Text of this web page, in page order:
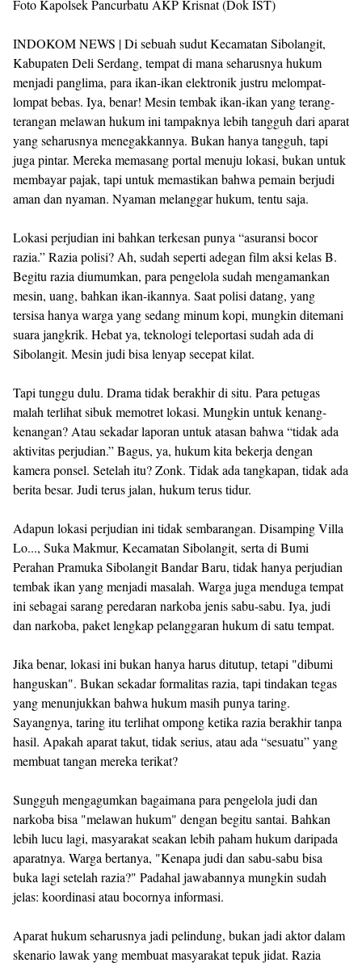
Foto Kapolsek Pancurbatu AKP Krisnat (Dok IST)
INDOKOM NEWS | Di sebuah sudut Kecamatan Sibolangit,
Kabupaten Deli Serdang, tempat di mana seharusnya hukum
menjadi panglima, para ikan-ikan elektronik justru melompat-
lompat bebas. Iya, benar! Mesin tembak ikan-ikan yang terang-
terangan melawan hukum ini tampaknya lebih tangguh dari aparat
yang seharusnya menegakkannya. Bukan hanya tangguh, tapi
juga pintar. Mereka memasang portal menuju lokasi, bukan untuk
membayar pajak, tapi untuk memastikan bahwa pemain berjudi
aman dan nyaman. Nyaman melanggar hukum, tentu saja.
Lokasi perjudian ini bahkan terkesan punya “asuransi bocor
razia.” Razia polisi? Ah, sudah seperti adegan film aksi kelas B.
Begitu razia diumumkan, para pengelola sudah mengamankan
mesin, uang, bahkan ikan-ikannya. Saat polisi datang, yang
tersisa hanya warga yang sedang minum kopi, mungkin ditemani
suara jangkrik. Hebat ya, teknologi teleportasi sudah ada di
Sibolangit. Mesin judi bisa lenyap secepat kilat.
Tapi tunggu dulu. Drama tidak berakhir di situ. Para petugas
malah terlihat sibuk memotret lokasi. Mungkin untuk kenang-
kenangan? Atau sekadar laporan untuk atasan bahwa “tidak ada
aktivitas perjudian.” Bagus, ya, hukum kita bekerja dengan
kamera ponsel. Setelah itu? Zonk. Tidak ada tangkapan, tidak ada
berita besar. Judi terus jalan, hukum terus tidur.
Adapun lokasi perjudian ini tidak sembarangan. Disamping Villa
Lo..., Suka Makmur, Kecamatan Sibolangit, serta di Bumi
Perahan Pramuka Sibolangit Bandar Baru, tidak hanya perjudian
tembak ikan yang menjadi masalah. Warga juga menduga tempat
ini sebagai sarang peredaran narkoba jenis sabu-sabu. Iya, judi
dan narkoba, paket lengkap pelanggaran hukum di satu tempat.
Jika benar, lokasi ini bukan hanya harus ditutup, tetapi "dibumi
hanguskan". Bukan sekadar formalitas razia, tapi tindakan tegas
yang menunjukkan bahwa hukum masih punya taring.
Sayangnya, taring itu terlihat ompong ketika razia berakhir tanpa
hasil. Apakah aparat takut, tidak serius, atau ada “sesuatu” yang
membuat tangan mereka terikat?
Sungguh mengagumkan bagaimana para pengelola judi dan
narkoba bisa "melawan hukum" dengan begitu santai. Bahkan
lebih lucu lagi, masyarakat seakan lebih paham hukum daripada
aparatnya. Warga bertanya, "Kenapa judi dan sabu-sabu bisa
buka lagi setelah razia?" Padahal jawabannya mungkin sudah
jelas: koordinasi atau bocornya informasi.
Aparat hukum seharusnya jadi pelindung, bukan jadi aktor dalam
skenario lawak yang membuat masyarakat tepuk jidat. Razia